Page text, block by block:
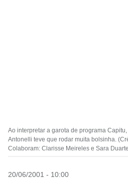
Ao interpretar a garota de programa
Antonelli teve que rodar muita bolsinha.
Colaboram: Clarisse Meireles e Sara
20/06/2001 - 10:00